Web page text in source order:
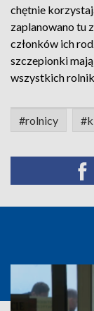
chętnie
zaplanowano tu
członków ich
szczepionki
wszystkich
#rolnicy